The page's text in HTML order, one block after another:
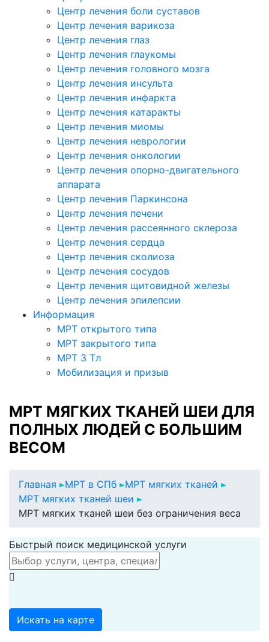
Центр лечения боли суставов
Центр лечения варикоза
Центр лечения глаз
Центр лечения глаукомы
Центр лечения головного мозга
Центр лечения инсульта
Центр лечения инфаркта
Центр лечения катаракты
Центр лечения миомы
Центр лечения неврологии
Центр лечения онкологии
Центр лечения опорно-двигательного
аппарата
Центр лечения Паркинсона
Центр лечения печени
Центр лечения рассеянного склероза
Центр лечения сердца
Центр лечения сколиоза
Центр лечения сосудов
Центр лечения щитовидной железы
Центр лечения эпилепсии
Информация
МРТ открытого типа
МРТ закрытого типа
МРТ 3 Тл
Мобилизация и призыв
МРТ МЯГКИХ ТКАНЕЙ ШЕИ ДЛЯ
ПОЛНЫХ ЛЮДЕЙ С БОЛЬШИМ
ВЕСОМ
Главная МРТ в СПб
МРТ мягких тканей
МРТ мягких тканей шеи
МРТ мягких тканей шеи без ограничения веса
Быстрый поиск медицинской услуги
Искать на карте